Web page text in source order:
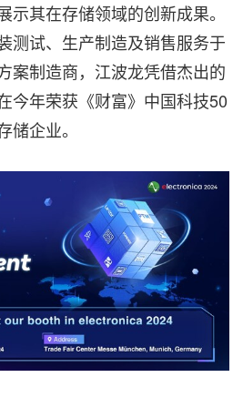
示其在存储领域的创新成果。
测试、生产制造及销售服务于
案制造商，江波龙凭借杰出的
今年荣获《财富》中国科技50
储企业。